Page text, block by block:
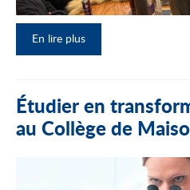
En lire plus
Étudier en
au Collège de